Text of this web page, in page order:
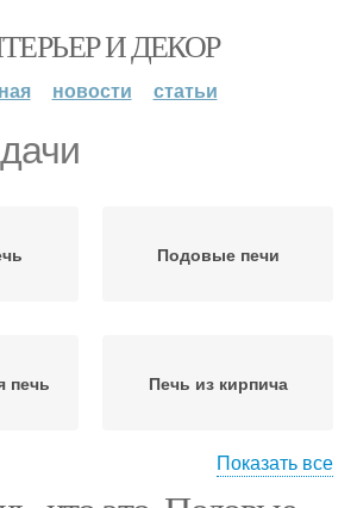
И ДЕКОР
новости статьи
Подовые печи
печь Печь из кирпича
Показать все